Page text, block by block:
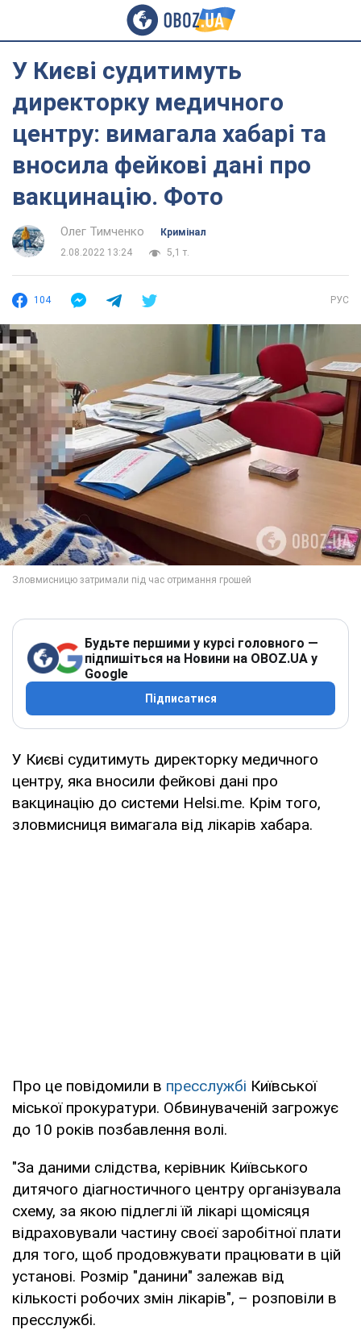
У Києві судитимуть
директорку медичного
центру: вимагала хабарі та
вносила фейкові дані про
вакцинацію. Фото
Олег Тимченко
Кримінал
2.08.2022 13:24
5,1 т.
104 РУС
Будьте першими у курсі головного —
підпишіться на Новини на OBOZ.UA у
Google
Підписатися
У Києві судитимуть директорку медичного
центру, яка вносили фейкові дані про
вакцинацію до системи Helsi.me. Крім того,
зловмисниця вимагала від лікарів хабара.
Про це повідомили в пресслужбі Київської
міської прокуратури. Обвинуваченій загрожує
до 10 років позбавлення волі.
"За даними слідства, керівник Київського
дитячого діагностичного центру організувала
схему, за якою підлеглі їй лікарі щомісяця
відраховували частину своєї заробітної плати
для того, щоб продовжувати працювати в цій
установі. Розмір "данини" залежав від
кількості робочих змін лікарів", – розповіли в
пресслужбі.